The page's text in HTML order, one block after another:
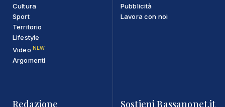
Cultura
Sport
Territorio
Lifestyle
Video NEW
Argomenti
Pubblicità
Lavora con noi
Redazione Sostieni Bassanonet.it